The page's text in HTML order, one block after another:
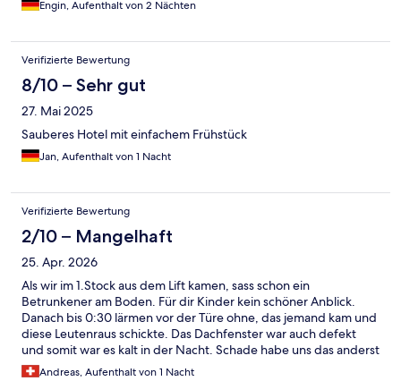
Engin, Aufenthalt von 2 Nächten
Verifizierte Bewertung
8/10 – Sehr gut
27. Mai 2025
Sauberes Hotel mit einfachem Frühstück
Jan, Aufenthalt von 1 Nacht
Verifizierte Bewertung
2/10 – Mangelhaft
25. Apr. 2026
Als wir im 1.Stock aus dem Lift kamen, sass schon ein
Betrunkener am Boden. Für dir Kinder kein schöner Anblick.
Danach bis 0:30 lärmen vor der Türe ohne, das jemand kam und
diese Leutenraus schickte. Das Dachfenster war auch defekt
und somit war es kalt in der Nacht. Schade habe uns das anderst
Vorgestellt.
Andreas, Aufenthalt von 1 Nacht